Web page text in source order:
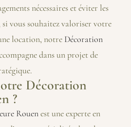
nécessaires et éviter les
si vous souhaitez valoriser votre
location, notre Décoration
dans un projet de
Décoration
?
Rouenest une experte en